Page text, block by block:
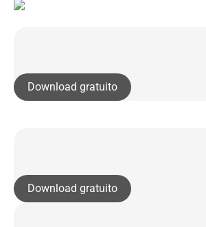
Download gratuito
Download gratuito